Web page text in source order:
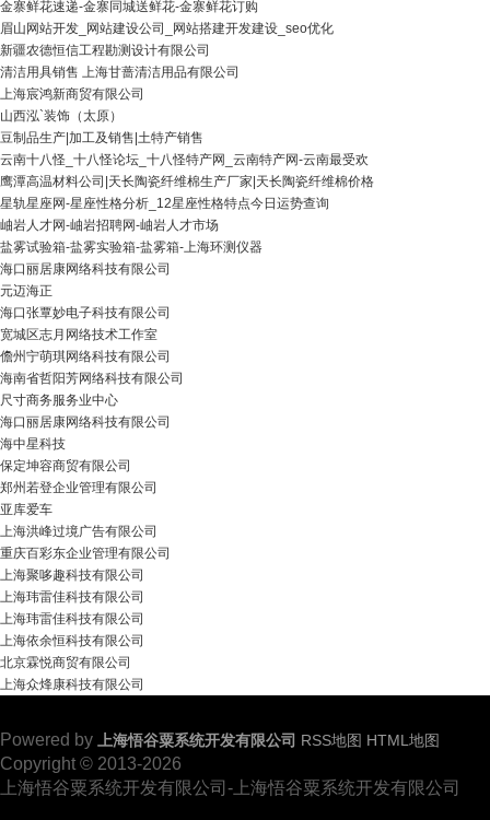
金寨鲜花速递-金寨同城送鲜花-金寨鲜花订购
眉山网站开发_网站建设公司_网站搭建开发建设_seo优化
新疆农德恒信工程勘测设计有限公司
清洁用具销售 上海甘蔷清洁用品有限公司
上海宸鸿新商贸有限公司
山西泓`装饰（太原）
豆制品生产|加工及销售|土特产销售
云南十八怪_十八怪论坛_十八怪特产网_云南特产网-云南最受欢
鹰潭高温材料公司|天长陶瓷纤维棉生产厂家|天长陶瓷纤维棉价格
星轨星座网-星座性格分析_12星座性格特点今日运势查询
岫岩人才网-岫岩招聘网-岫岩人才市场
盐雾试验箱-盐雾实验箱-盐雾箱-上海环测仪器
海口丽居康网络科技有限公司
元迈海正
海口张覃妙电子科技有限公司
宽城区志月网络技术工作室
儋州宁萌琪网络科技有限公司
海南省哲阳芳网络科技有限公司
尺寸商务服务业中心
海口丽居康网络科技有限公司
海中星科技
保定坤容商贸有限公司
郑州若登企业管理有限公司
亚库爱车
上海洪峰过境广告有限公司
重庆百彩东企业管理有限公司
上海聚哆趣科技有限公司
上海玮雷佳科技有限公司
上海玮雷佳科技有限公司
上海依余恒科技有限公司
北京霖悦商贸有限公司
上海众烽康科技有限公司
Powered by 上海悟谷粟系统开发有限公司 RSS地图 HTML地图
Copyright © 2013-2026
上海悟谷粟系统开发有限公司-上海悟谷粟系统开发有限公司